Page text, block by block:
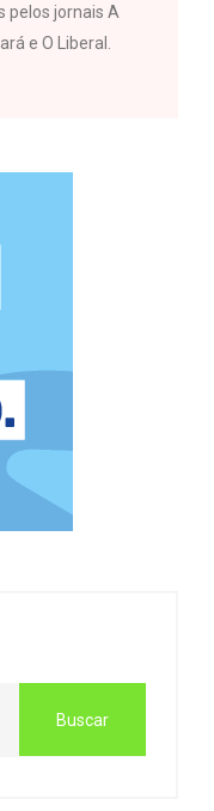
pelos jornais A
e O Liberal.